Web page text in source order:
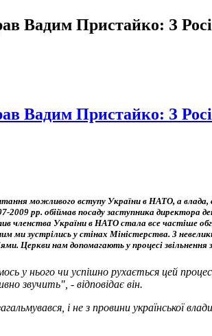
Вадим Пристайко: З
Вадим Пристайко: З
можливого вступу України в НАТО, а
рр. обіймав посаду заступника директора
членства України в НАТО стала все частіше
зустрілись у стінах Міністерства. З
Церкви нам допомагають у процесі
у нього чи успішно рухається цей
звучить", - відповідає він.
і не з провини української